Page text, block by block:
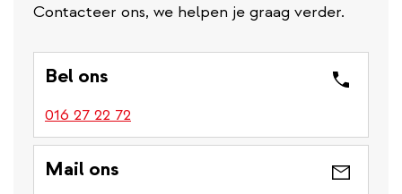
Contacteer ons, we helpen je graag verder.
Bel ons
016 27 22 72
Mail ons